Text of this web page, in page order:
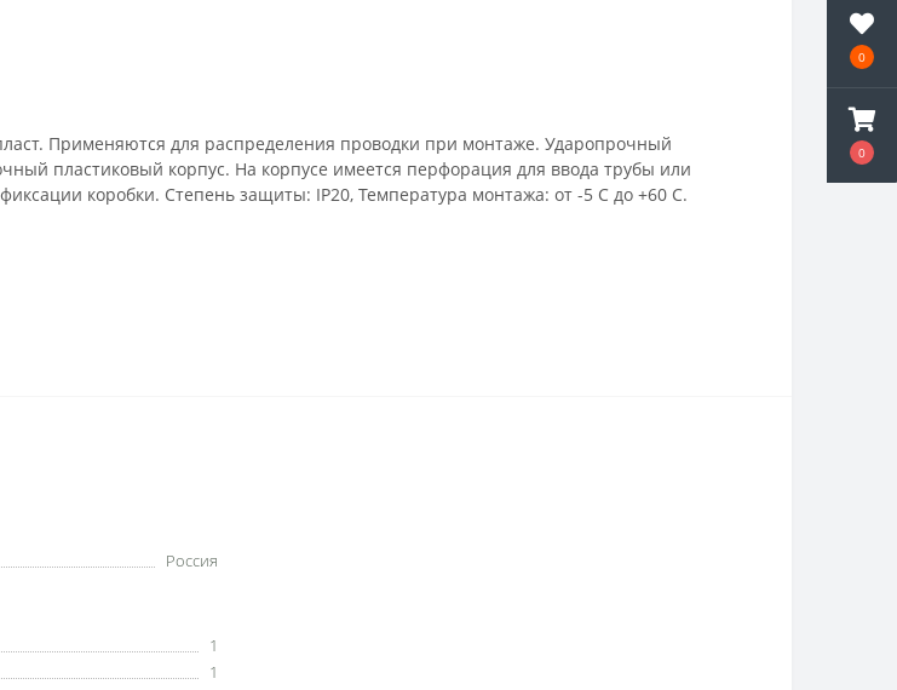
0
0
Применяются для распределения проводки при монтаже. Ударопрочный
пластиковый корпус. На корпусе имеется перфорация для ввода трубы или
коробки. Степень защиты: IP20, Температура монтажа: от -5 С до +60 С.
Россия
1
1